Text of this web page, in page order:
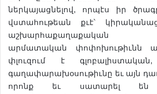
ներկայացնելով, որպէս իր
վստահութեան քւէ՝
աշխարհաքաղաքական
արմատական փոփոխութիւնն
փլուզում է
գաղափարախօսութիւնը եւ այն
որոնք եւ սատարել են